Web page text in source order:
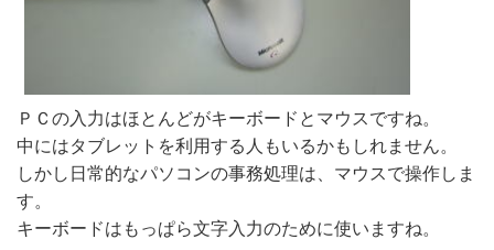
ＰＣの入力はほとんどがキーボードとマウスですね。
中にはタブレットを利用する人もいるかもしれません。
しかし日常的なパソコンの事務処理は、マウスで操作しま
す。
キーボードはもっぱら文字入力のために使いますね。